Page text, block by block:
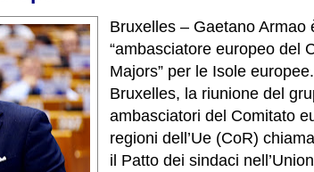
Bruxelles – Gaetano Armao
“ambasciatore europeo del
Majors” per le Isole
Bruxelles, la riunione del
ambasciatori del Comitato
regioni dell’Ue (CoR)
il Patto dei sindaci